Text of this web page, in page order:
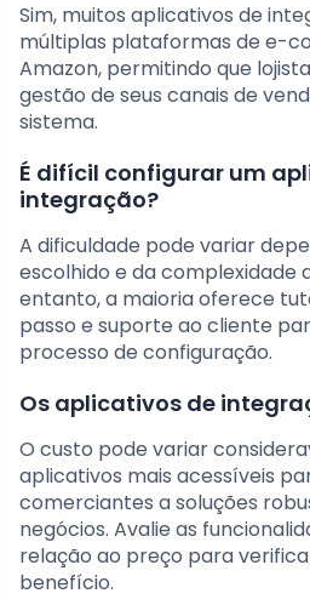
Sim, muitos aplicativos de
múltiplas plataformas de e-
Amazon, permitindo que
gestão de seus canais de
sistema.
É difícil configurar um
integração?
A dificuldade pode variar
escolhido e da complexidade
entanto, a maioria oferece
passo e suporte ao cliente
processo de configuração.
Os aplicativos de
O custo pode variar
aplicativos mais acessíveis
comerciantes a soluções
negócios. Avalie as
relação ao preço para
benefício.